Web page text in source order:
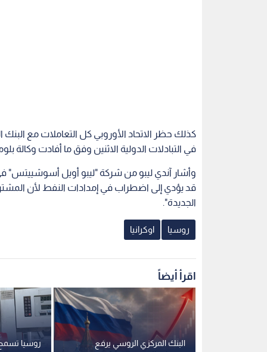
في التبادلات الدولية الاثنين وفق ما أفادت وكالة
وأشار آندي ليبو من شركة "ليبو أويل
قد يؤدي إلى اضطراب في إمدادات النفط لأن
الجديدة".
روسيا اوكرانيا
اقرأ أيضاً
روسيا
البنك المركزي الروسي يرفع